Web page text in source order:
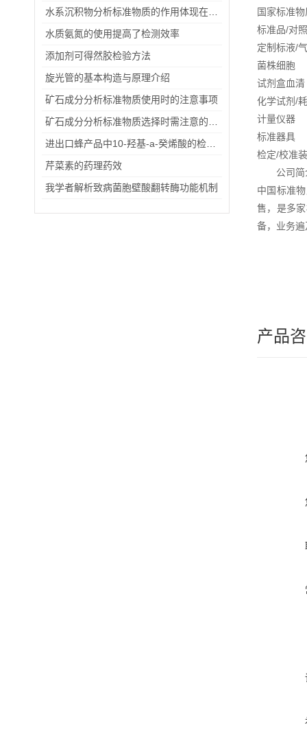
水质氨氮的使用提高了检测效率
添加剂可得然胶检验方法
旋光管的基本构造与原理介绍
矿石成分分析标准物质使用时的注意事项
芹菜素的药理药效
我学者解析致病菌胞壁酸翻转酶功能机制
国家标准物
标准品/对
定制标液/
菌株细胞
试剂盒血清
化学试剂/
计量仪器
标准器具
检定/校准
公司
中国标准
售，是多
备，业务
产品